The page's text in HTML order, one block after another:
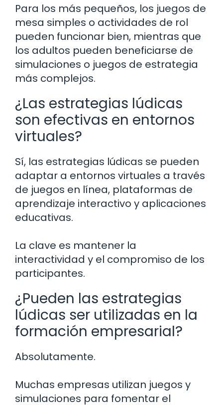
Para los más pequeños, los juegos de
mesa simples o actividades de rol
pueden funcionar bien, mientras que
los adultos pueden beneficiarse de
simulaciones o juegos de estrategia
más complejos.
¿Las estrategias lúdicas
son efectivas en entornos
virtuales?
Sí, las estrategias lúdicas se pueden
adaptar a entornos virtuales a través
de juegos en línea, plataformas de
aprendizaje interactivo y aplicaciones
educativas.
La clave es mantener la
interactividad y el compromiso de los
participantes.
¿Pueden las estrategias
lúdicas ser utilizadas en la
formación empresarial?
Absolutamente.
Muchas empresas utilizan juegos y
simulaciones para fomentar el